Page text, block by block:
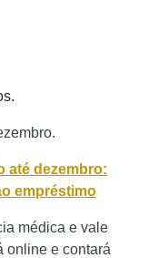
até dezembro:
empréstimo
médica e vale
online e contará